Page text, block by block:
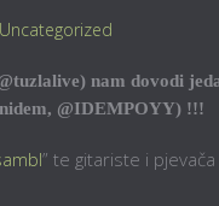
Uncategorized
nam dovodi
@IDEMPOYY) !!!
” te gitariste i pjevača